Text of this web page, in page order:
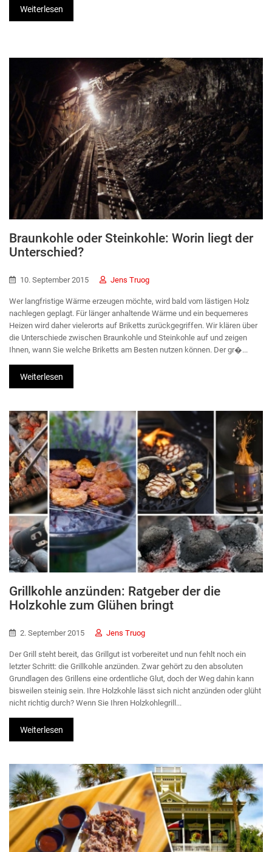
Weiterlesen
Braunkohle oder Steinkohle: Worin liegt der
Unterschied?
10. September 2015 Jens Truog
Wer langfristige Wärme erzeugen möchte, wird bald vom lästigen Holz
nachlegen geplagt. Für länger anhaltende Wärme und ein bequemeres
Heizen wird daher vielerorts auf Briketts zurückgegriffen. Wir klären über
die Unterschiede zwischen Braunkohle und Steinkohle auf und zeigen
Ihnen, wann Sie welche Briketts am Besten nutzen können. Der gr�...
Weiterlesen
Grillkohle anzünden: Ratgeber der die
Holzkohle zum Glühen bringt
2. September 2015 Jens Truog
Der Grill steht bereit, das Grillgut ist vorbereitet und nun fehlt noch ein
letzter Schritt: die Grillkohle anzünden. Zwar gehört zu den absoluten
Grundlagen des Grillens eine ordentliche Glut, doch der Weg dahin kann
bisweilen steinig sein. Ihre Holzkohle lässt sich nicht anzünden oder glüht
nicht richtig durch? Wenn Sie Ihren Holzkohlegrill...
Weiterlesen